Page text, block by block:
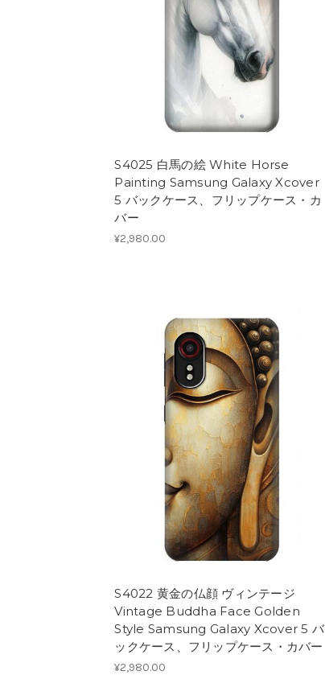
S4025 白馬の絵 White Horse
Painting Samsung Galaxy Xcover
5 バックケース、フリップケース・カ
バー
¥2,980.00
S4022 黄金の仏顔 ヴィンテージ
Vintage Buddha Face Golden
Style Samsung Galaxy Xcover 5 バ
ックケース、フリップケース・カバー
¥2,980.00